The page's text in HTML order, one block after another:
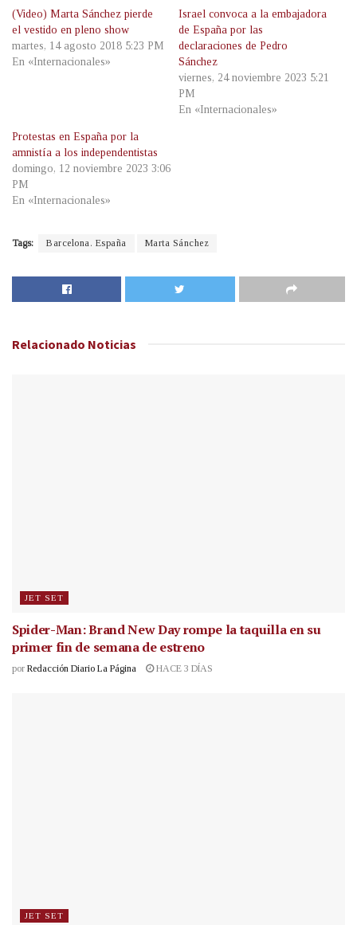
(Video) Marta Sánchez pierde
el vestido en pleno show
martes, 14 agosto 2018 5:23 PM
En «Internacionales»
Israel convoca a la embajadora
de España por las
declaraciones de Pedro
Sánchez
viernes, 24 noviembre 2023 5:21
PM
En «Internacionales»
Protestas en España por la
amnistía a los independentistas
domingo, 12 noviembre 2023 3:06
PM
En «Internacionales»
Tags: Barcelona. España Marta Sánchez
Relacionado Noticias
JET SET
Spider-Man: Brand New Day rompe la taquilla en su
primer fin de semana de estreno
por Redacción Diario La Página HACE 3 DÍAS
JET SET